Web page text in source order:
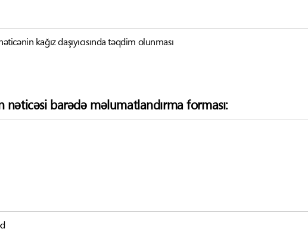
kağız daşıyıcısında təqdim olunması
barədə məlumatlandırma forması: